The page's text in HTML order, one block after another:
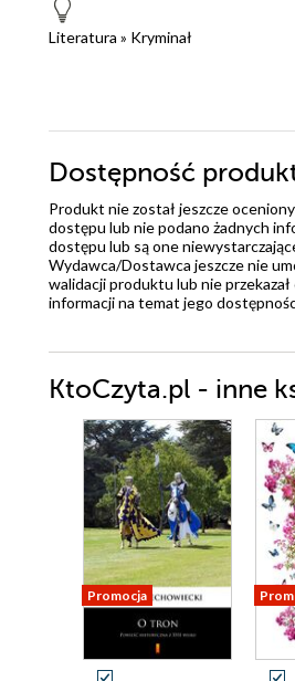
Literatura » Kryminał
Dostępność
Produkt nie został jeszcze
dostępu lub nie podano żadnych
dostępu lub są one
Wydawca/Dostawca jeszcze nie
walidacji produktu lub nie
informacji na temat jego
KtoCzyta.pl - inne
Promocja